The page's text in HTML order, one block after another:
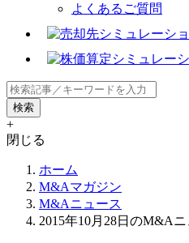
よくあるご質問
+
閉じる
ホーム
M&Aマガジン
M&Aニュース
2015年10月28日のM&A